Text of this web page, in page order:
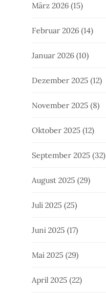
März 2026 (15)
Februar 2026 (14)
Januar 2026 (10)
Dezember 2025 (12)
November 2025 (8)
Oktober 2025 (12)
September 2025 (32)
August 2025 (29)
Juli 2025 (25)
Juni 2025 (17)
Mai 2025 (29)
April 2025 (22)